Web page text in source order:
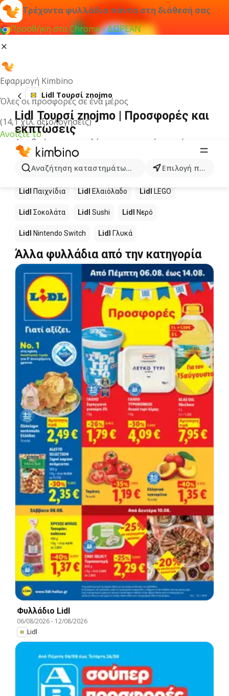
Τρέχοντα φυλλάδια πάντα στη διάθεσή σας
Προσθήκη στο Chrome - ΔΩΡΕΑΝ
Εφαρμογή Kimbino
Όλες οι προσφορές σε ένα μέρος
(14,1 χιλ. αξιολογήσεις)
Ανοίξτε το
Αναζήτηση καταστημάτων, κατηγοριών, προϊόντων...
Επιλογή πόλης
Lidl Τουρσί znojmo
Lidl Τουρσί znojmo | Προσφορές και
εκπτώσεις
Δεν βρήκαμε αποτελέσματα για αυτόν τον όρο.
Άλλα προϊόντα στα καταστήματα
Lidl
Lidl Παιχνίδια Lidl Ελαιόλαδο Lidl LEGO
Lidl Σοκολάτα Lidl Sushi Lidl Νερό
Lidl Nintendo Switch Lidl Γλυκά
Άλλα φυλλάδια από την κατηγορία
Φυλλάδιο Lidl
06/08/2026- 12/08/2026
Lidl